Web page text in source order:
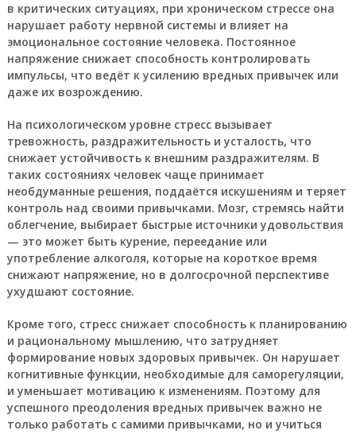
в критических ситуациях, при хроническом стрессе она
нарушает работу нервной системы и влияет на
эмоциональное состояние человека. Постоянное
напряжение снижает способность контролировать
импульсы, что ведёт к усилению вредных привычек или
даже их возрождению.
На психологическом уровне стресс вызывает
тревожность, раздражительность и усталость, что
снижает устойчивость к внешним раздражителям. В
таких состояниях человек чаще принимает
необдуманные решения, поддаётся искушениям и теряет
контроль над своими привычками. Мозг, стремясь найти
облегчение, выбирает быстрые источники удовольствия
— это может быть курение, переедание или
употребление алкоголя, которые на короткое время
снижают напряжение, но в долгосрочной перспективе
ухудшают состояние.
Кроме того, стресс снижает способность к планированию
и рациональному мышлению, что затрудняет
формирование новых здоровых привычек. Он нарушает
когнитивные функции, необходимые для саморегуляции,
и уменьшает мотивацию к изменениям. Поэтому для
успешного преодоления вредных привычек важно не
только работать с самими привычками, но и учиться